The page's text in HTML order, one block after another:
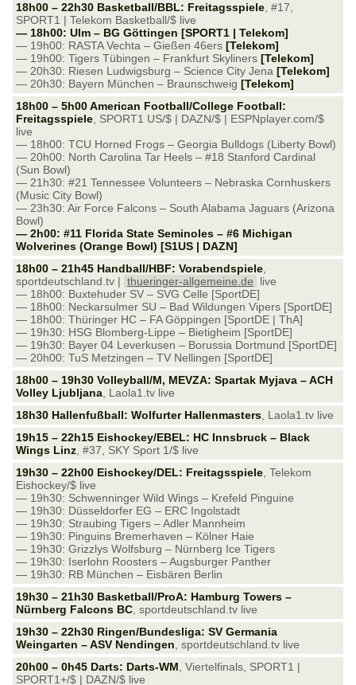
18h00 – 22h30 Basketball/BBL: Freitagsspiele , #17,
SPORT1 | Telekom Basketball/$ live
— 18h00: Ulm – BG Göttingen [SPORT1 | Telekom]
— 19h00: RASTA Vechta – Gießen 46ers [Telekom]
— 19h00: Tigers Tübingen – Frankfurt Skyliners [Telekom]
— 20h30: Riesen Ludwigsburg – Science City Jena [Telekom]
— 20h30: Bayern München – Braunschweig [Telekom]
18h00 – 5h00 American Football/College Football:
Freitagsspiele , SPORT1 US/$ | DAZN/$ | ESPNplayer.com/$
live
— 18h00: TCU Horned Frogs – Georgia Bulldogs (Liberty Bowl)
— 20h00: North Carolina Tar Heels – #18 Stanford Cardinal
(Sun Bowl)
— 21h30: #21 Tennessee Volunteers – Nebraska Cornhuskers
(Music City Bowl)
— 23h30: Air Force Falcons – South Alabama Jaguars (Arizona
Bowl)
— 2h00: #11 Florida State Seminoles – #6 Michigan
Wolverines (Orange Bowl) [S1US | DAZN]
18h00 – 21h45 Handball/HBF: Vorabendspiele
sportdeutschland.tv | thueringer-allgemeine.de
live
— 18h00: Buxtehuder SV – SVG Celle [SportDE]
— 18h00: Neckarsulmer SU – Bad Wildungen Vipers [SportDE]
— 18h00: Thüringer HC – FA Göppingen [SportDE | ThA]
— 19h30: HSG Blomberg-Lippe – Bietigheim [SportDE]
— 19h30: Bayer 04 Leverkusen – Borussia Dortmund [SportDE]
— 20h00: TuS Metzingen – TV Nellingen [SportDE]
18h00 – 19h30 Volleyball/M, MEVZA: Spartak Myjava – ACH
Volley Ljubljana , Laola1.tv live
18h30 Hallenfußball: Wolfurter Hallenmasters , Laola1.tv live
19h15 – 22h15 Eishockey/EBEL: HC Innsbruck – Black
Wings Linz , #37, SKY Sport 1/$ live
19h30 – 22h00 Eishockey/DEL: Freitagsspiele , Telekom
Eishockey/$ live
— 19h30: Schwenninger Wild Wings – Krefeld Pinguine
— 19h30: Düsseldorfer EG – ERC Ingolstadt
— 19h30: Straubing Tigers – Adler Mannheim
— 19h30: Pinguins Bremerhaven – Kölner Haie
— 19h30: Grizzlys Wolfsburg – Nürnberg Ice Tigers
— 19h30: Iserlohn Roosters – Augsburger Panther
— 19h30: RB München – Eisbären Berlin
19h30 – 21h30 Basketball/ProA: Hamburg Towers –
Nürnberg Falcons BC , sportdeutschland.tv live
19h30 – 22h30 Ringen/Bundesliga: SV Germania
Weingarten – ASV Nendingen , sportdeutschland.tv live
20h00 – 0h45 Darts: Darts-WM , Viertelfinals, SPORT1 |
SPORT1+/$ | DAZN/$ live